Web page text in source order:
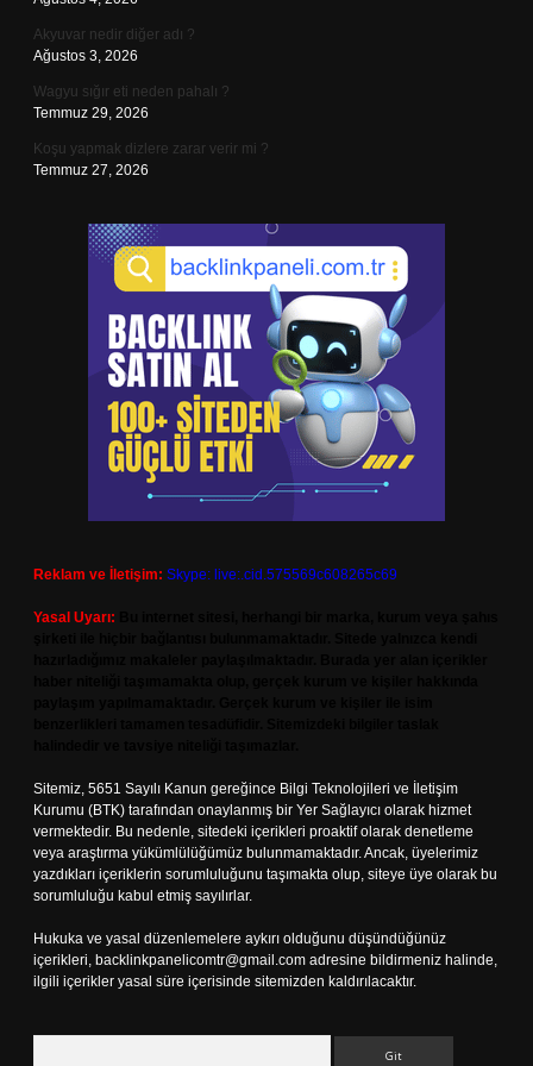
Akyuvar nedir diğer adı ?
Ağustos 3, 2026
Wagyu sığır eti neden pahalı ?
Temmuz 29, 2026
Koşu yapmak dizlere zarar verir mi ?
Temmuz 27, 2026
Reklam ve İletişim: Skype: live:.cid.575569c608265c69
Yasal Uyarı:
Sitemiz, 5651 Sayılı Kanun gereğince Bilgi Teknolojileri ve İletişim
Kurumu (BTK) tarafından onaylanmış bir Yer Sağlayıcı olarak hizmet
vermektedir. Bu nedenle, sitedeki içerikleri proaktif olarak denetleme
veya araştırma yükümlülüğümüz bulunmamaktadır. Ancak, üyelerimiz
yazdıkları içeriklerin sorumluluğunu taşımakta olup, siteye üye olarak bu
sorumluluğu kabul etmiş sayılırlar.
Hukuka ve yasal düzenlemelere aykırı olduğunu düşündüğünüz
içerikleri, backlinkpanelicomtr@gmail.com adresine bildirmeniz halinde,
ilgili içerikler yasal süre içerisinde sitemizden kaldırılacaktır.